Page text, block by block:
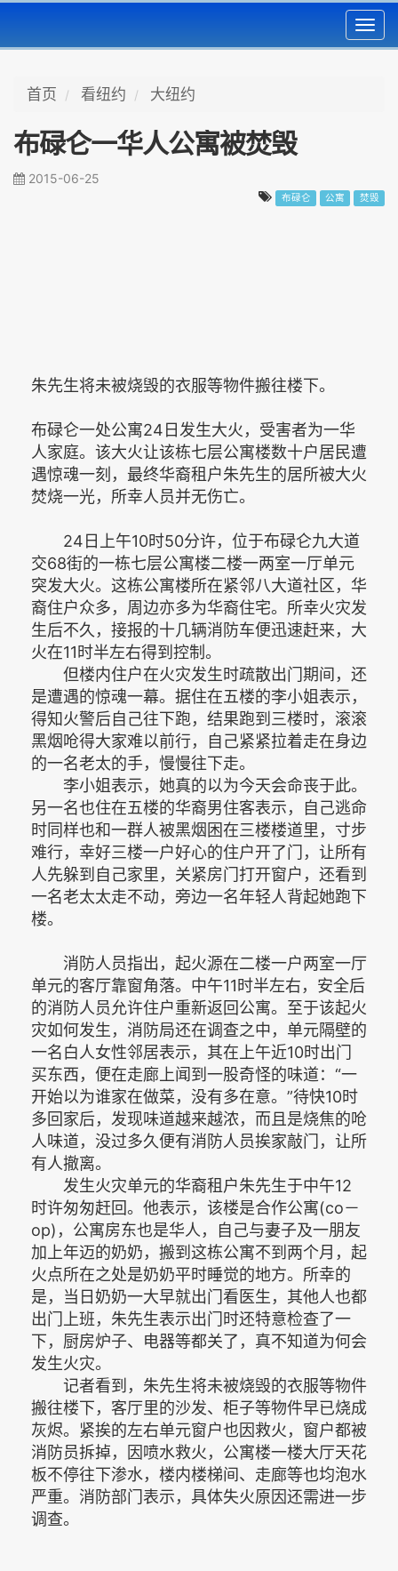
首页 看纽约 大纽约
布碌仑一华人公寓被焚毁
2015-06-25
布碌仑 公寓 焚毁
朱先生将未被烧毁的衣服等物件搬往楼下。
布碌仑一处公寓24日发生大火，受害者为一华
人家庭。该大火让该栋七层公寓楼数十户居民遭
遇惊魂一刻，最终华裔租户朱先生的居所被大火
焚烧一光，所幸人员并无伤亡。
24日上午10时50分许，位于布碌仑九大道
交68街的一栋七层公寓楼二楼一两室一厅单元
突发大火。这栋公寓楼所在紧邻八大道社区，华
裔住户众多，周边亦多为华裔住宅。所幸火灾发
生后不久，接报的十几辆消防车便迅速赶来，大
火在11时半左右得到控制。
但楼内住户在火灾发生时疏散出门期间，还
是遭遇的惊魂一幕。据住在五楼的李小姐表示，
得知火警后自己往下跑，结果跑到三楼时，滚滚
黑烟呛得大家难以前行，自己紧紧拉着走在身边
的一名老太的手，慢慢往下走。
李小姐表示，她真的以为今天会命丧于此。
另一名也住在五楼的华裔男住客表示，自己逃命
时同样也和一群人被黑烟困在三楼楼道里，寸步
难行，幸好三楼一户好心的住户开了门，让所有
人先躲到自己家里，关紧房门打开窗户，还看到
一名老太太走不动，旁边一名年轻人背起她跑下
楼。
消防人员指出，起火源在二楼一户两室一厅
单元的客厅靠窗角落。中午11时半左右，安全后
的消防人员允许住户重新返回公寓。至于该起火
灾如何发生，消防局还在调查之中，单元隔壁的
一名白人女性邻居表示，其在上午近10时出门
买东西，便在走廊上闻到一股奇怪的味道：“一
开始以为谁家在做菜，没有多在意。”待快10时
多回家后，发现味道越来越浓，而且是烧焦的呛
人味道，没过多久便有消防人员挨家敲门，让所
有人撤离。
发生火灾单元的华裔租户朱先生于中午12
时许匆匆赶回。他表示，该楼是合作公寓(co－
op)，公寓房东也是华人，自己与妻子及一朋友
加上年迈的奶奶，搬到这栋公寓不到两个月，起
火点所在之处是奶奶平时睡觉的地方。所幸的
是，当日奶奶一大早就出门看医生，其他人也都
出门上班，朱先生表示出门时还特意检查了一
下，厨房炉子、电器等都关了，真不知道为何会
发生火灾。
记者看到，朱先生将未被烧毁的衣服等物件
搬往楼下，客厅里的沙发、柜子等物件早已烧成
灰烬。紧挨的左右单元窗户也因救火，窗户都被
消防员拆掉，因喷水救火，公寓楼一楼大厅天花
板不停往下渗水，楼内楼梯间、走廊等也均泡水
严重。消防部门表示，具体失火原因还需进一步
调查。